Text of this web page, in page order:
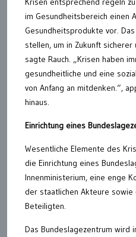
im Gesundheitsbereich einen
Gesundheitsprodukte vor.
stellen, um in Zukunft
sagte Rauch. „Krisen haben
gesundheitliche und eine
von Anfang an mitdenken.“,
hinaus.
Einrichtung eines
Wesentliche Elemente des
die Einrichtung eines
Innenministerium, eine enge
der staatlichen Akteure sowie
Beteiligten.
Das Bundeslagezentrum wird